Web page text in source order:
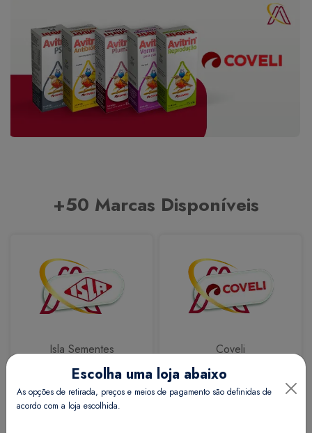
+50 Marcas Disponíveis
Isla Sementes Coveli
Escolha uma loja abaixo
As opções de retirada, preços e meios de pagamento são definidas de
acordo com a loja escolhida.